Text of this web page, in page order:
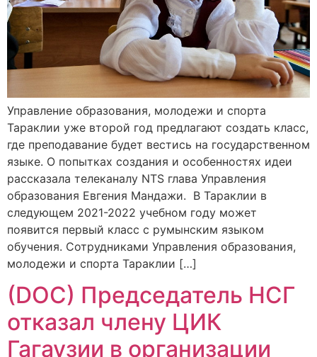
Управление образования, молодежи и спорта
Тараклии уже второй год предлагают создать класс,
где преподавание будет вестись на государственном
языке. О попытках создания и особенностях идеи
рассказала телеканалу NTS глава Управления
образования Евгения Мандажи. В Тараклии в
следующем 2021-2022 учебном году может
появится первый класс с румынским языком
обучения. Сотрудниками Управления образования,
молодежи и спорта Тараклии […]
(DOC) Председатель НСГ
отказал члену ЦИК
Гагаузии в организации